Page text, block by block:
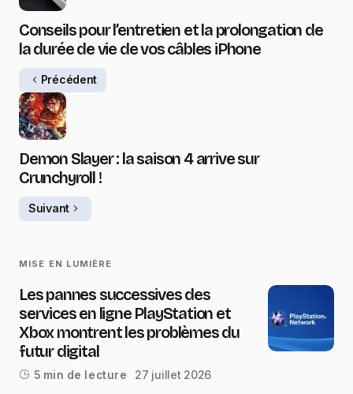
Conseils pour l’entretien et la prolongation de
la durée de vie de vos câbles iPhone
Précédent
Demon Slayer : la saison 4 arrive sur
Crunchyroll !
Suivant
MISE EN LUMIÈRE
Les pannes successives des
services en ligne PlayStation et
Xbox montrent les problèmes du
futur digital
5 min de lecture 27 juillet 2026